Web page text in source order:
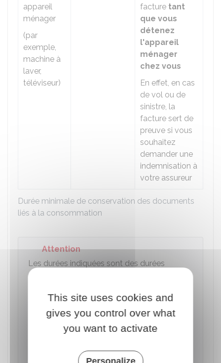
Durée minimale de conservation des documents
liés à la consommation
appareil
ménager
(par
exemple,
machine à
laver,
téléviseur)
facture tant
que vous
détenez
l'appareil
ménager
chez vous
En effet, en cas
de vol ou de
sinistre, la
facture sert de
preuve si vous
souhaitez
demander une
indemnisation à
votre assureur
Attention
Les durées indiquées sont des durées
minimales durant lesquelles durant
documents. Vous pouvez bien sûr garder
vos documents plus longtemps,
notamment pour apporter une preuve
devant la justice. En effet,les délais
tous les cas de figure.
This site uses cookies and
gives you control over what
you want to activate
Personalize